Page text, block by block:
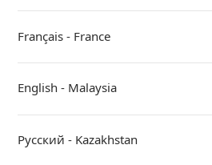
Français - France
English - Malaysia
Русский - Kazakhstan